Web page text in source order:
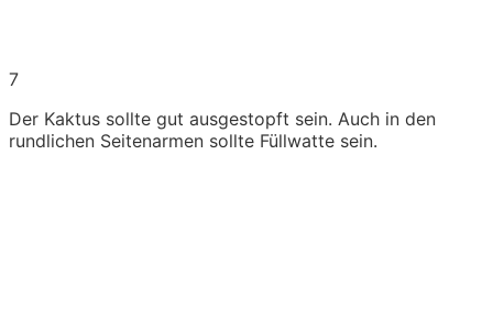
7
Der Kaktus sollte gut ausgestopft sein. Auch in den
rundlichen Seitenarmen sollte Füllwatte sein.